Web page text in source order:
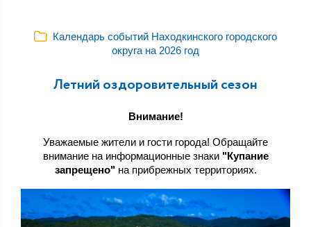
Календарь событий Находкинского городского
округа на 2026 год
Летний оздоровительный сезон
Внимание!
Уважаемые жители и гости города! Обращайте
внимание на информационные знаки "Купание
запрещено"на прибрежных территориях.